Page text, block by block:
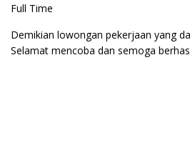
Full Time
Demikian lowongan pekerjaan yang
Selamat mencoba dan semoga